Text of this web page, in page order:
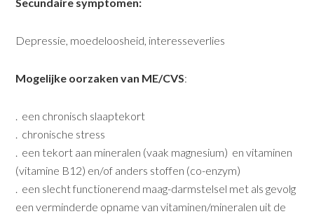
Depressie, moedeloosheid, interesseverlies
Mogelijke oorzaken van ME/CVS:
. een chronisch slaaptekort
. chronische stress
. een tekort aan mineralen (vaak magnesium) en vitaminen
(vitamine B12) en/of anders stoffen (co-enzym)
. een slecht functionerend maag-darmstelsel met als gevolg
een ver­minderde opname van vitaminen/mineralen uit de